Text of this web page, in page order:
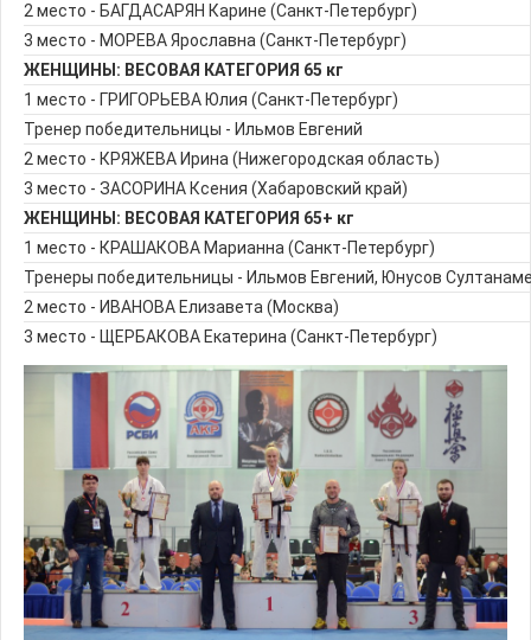
2 место - БАГДАСАРЯН Карине (Санкт-Петербург)
3 место - МОРЕВА Ярославна (Санкт-Петербург)
ЖЕНЩИНЫ: ВЕСОВАЯ КАТЕГОРИЯ 65 кг
1 место - ГРИГОРЬЕВА Юлия (Санкт-Петербург)
Тренер победительницы - Ильмов Евгений
2 место - КРЯЖЕВА Ирина (Нижегородская область)
3 место - ЗАСОРИНА Ксения (Хабаровский край)
ЖЕНЩИНЫ: ВЕСОВАЯ КАТЕГОРИЯ 65+ кг
1 место - КРАШАКОВА Марианна (Санкт-Петербург)
Тренеры победительницы - Ильмов Евгений, Юнусов
2 место - ИВАНОВА Елизавета (Москва)
3 место - ЩЕРБАКОВА Екатерина (Санкт-Петербург)